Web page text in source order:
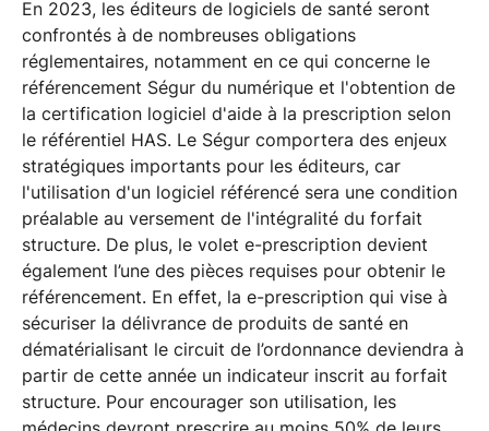
En 2023, les éditeurs de logiciels de santé seront
confrontés à de nombreuses obligations
réglementaires, notamment en ce qui concerne le
référencement Ségur du numérique et l'obtention de
la certification logiciel d'aide à la prescription selon
le référentiel HAS. Le Ségur comportera des enjeux
stratégiques importants pour les éditeurs, car
l'utilisation d'un logiciel référencé sera une condition
préalable au versement de l'intégralité du forfait
structure. De plus, le volet e-prescription devient
également l’une des pièces requises pour obtenir le
référencement. En effet, la e-prescription qui vise à
sécuriser la délivrance de produits de santé en
dématérialisant le circuit de l’ordonnance deviendra à
partir de cette année un indicateur inscrit au forfait
structure. Pour encourager son utilisation, les